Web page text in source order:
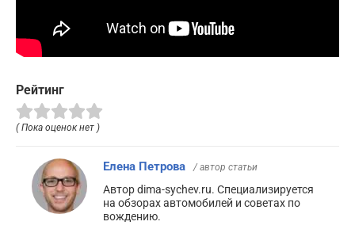
Рейтинг
( Пока оценок нет )
Елена Петрова / автор статьи
Автор dima-sychev.ru. Специализируется
на обзорах автомобилей и советах по
вождению.